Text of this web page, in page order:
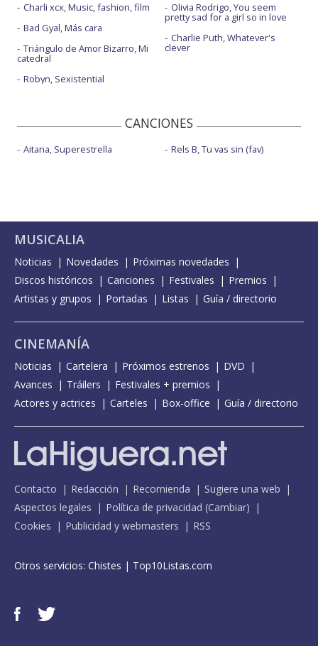
Charli xcx, Music, fashion, film
Bad Gyal, Más cara
Triángulo de Amor Bizarro, Mi
catedral
Robyn, Sexistential
Olivia Rodrigo, You seem
pretty sad for a girl so in love
Charlie Puth, Whatever's
clever
CANCIONES
Aitana, Superestrella Rels B, Tu vas sin (fav)
MUSICALIA
Noticias Novedades
Próximas novedades
Discos históricos
Canciones Festivales
Premios
Artistas y grupos
Portadas Listas Guía / directorio
CINEMANÍA
Noticias Cartelera Próximos estrenos
DVD
Avances
Tráilers
Festivales + premios
Actores y actrices
Carteles Box-office Guía / directorio
Contacto Redacción Recomienda
Sugiere una web
Aspectos legales
Política de privacidad (Cambiar)
Cookies
Publicidad y webmasters RSS
Otros servicios: Chistes | Top10Listas.com